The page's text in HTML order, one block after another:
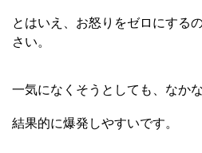
とはいえ、お怒りをゼロにする
さい。
一気になくそうとしても、なか
結果的に爆発しやすいです。